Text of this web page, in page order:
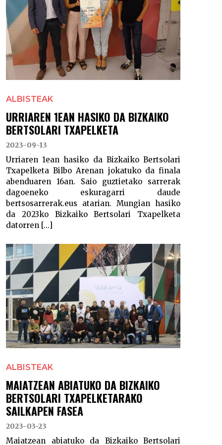
ALBISTEAK
URRIAREN 1EAN HASIKO DA BIZKAIKO
BERTSOLARI TXAPELKETA
2023-09-13
Urriaren 1ean hasiko da Bizkaiko Bertsolari
Txapelketa Bilbo Arenan jokatuko da finala
abenduaren 16an. Saio guztietako sarrerak
dagoeneko eskuragarri daude
bertsosarrerak.eus atarian. Mungian hasiko
da 2023ko Bizkaiko Bertsolari Txapelketa
datorren [...]
ALBISTEAK
MAIATZEAN ABIATUKO DA BIZKAIKO
BERTSOLARI TXAPELKETARAKO
SAILKAPEN FASEA
2023-03-23
Maiatzean abiatuko da Bizkaiko Bertsolari